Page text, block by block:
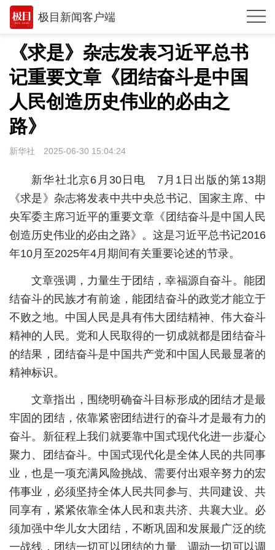
极目新闻客户端
推荐
观点
时政
湖北
武汉
世相
环球
专题
极客圈
经济
城建
科教
健康
悠游
相亲
汽车
房产
消费
创意
文化
《求是》杂志发表习近平总书
记重要文章《团结奋斗是中国
人民创造历史伟业的必由之
路》
新华社 2025-06-30 15:04:24
新华社北京6月30日电 7月1日出版的第13期
《求是》杂志将发表中共中央总书记、国家主席、中
央军委主席习近平的重要文章《团结奋斗是中国人民
创造历史伟业的必由之路》。这是习近平总书记2016
年10月至2025年4月期间有关重要论述的节录。
文章强调，力量生于团结，幸福源自奋斗。能团
结奋斗的民族才有前途，能团结奋斗的政党才能立于
不败之地。中国人民是具有伟大团结精神、伟大奋斗
精神的人民。党和人民取得的一切成就都是团结奋斗
的结果，团结奋斗是中国共产党和中国人民最显著的
精神标识。
文章指出，围绕明确奋斗目标形成的团结才是最
牢固的团结，依靠紧密团结进行的奋斗才是最有力的
奋斗。新征程上我们就要靠中国式现代化进一步凝心
聚力、团结奋斗。中国式现代化是全体人民的共同事
业，也是一项充满风险挑战、需要付出艰辛努力的宏
伟事业，必须坚持全体人民共同参与、共同建设、共
同享有，紧紧依靠全体人民和衷共济、共襄大业。必
须加强中华儿女大团结，不断巩固和发展最广泛的统
一战线，团结一切可以团结的力量、调动一切可以调